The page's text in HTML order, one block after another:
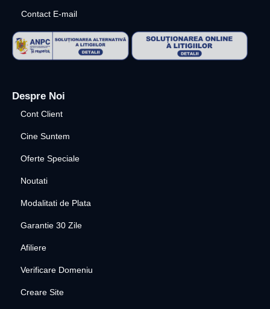
Contact E-mail
Despre Noi
Cont Client
Cine Suntem
Oferte Speciale
Noutati
Modalitati de Plata
Garantie 30 Zile
Afiliere
Verificare Domeniu
Creare Site